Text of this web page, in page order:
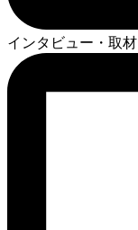
インタビュー・取材